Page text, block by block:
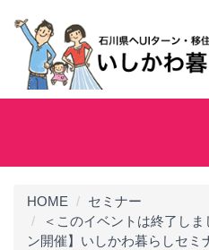
HOME
セミナー
＜このイベントは終了し
ン開催】いしかわ暮らしセミ